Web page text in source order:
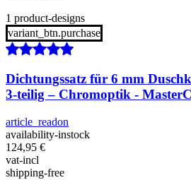
1 product-designs
variant_btn.purchase
Dichtungssatz für 6 mm
3-teilig – Chromoptik -
article_readon
availability-instock
124,95 €
vat-incl
shipping-free